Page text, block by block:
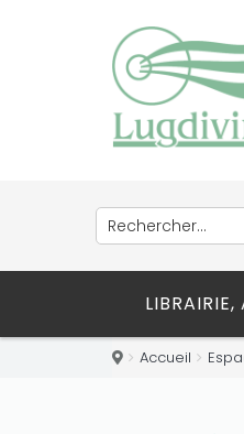
Accueil
Only play atJoo
want to win a
credits!